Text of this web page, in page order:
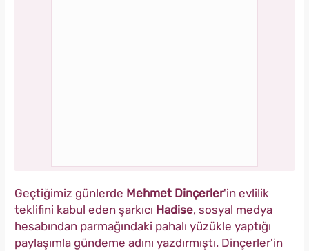
Geçtiğimiz günlerde Mehmet Dinçerler'in evlilik
teklifini kabul eden şarkıcı Hadise, sosyal medya
hesabından parmağındaki pahalı yüzükle yaptığı
paylaşımla gündeme adını yazdırmıştı. Dinçerler'in